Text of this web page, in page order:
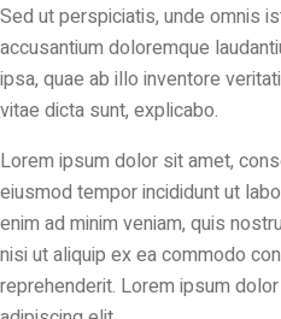
Sed ut perspiciatis, unde omnis
accusantium doloremque
ipsa, quae ab illo inventore
vitae dicta sunt, explicabo.
Lorem ipsum dolor sit amet,
eiusmod tempor incididunt ut
enim ad minim veniam, quis
nisi ut aliquip ex ea commodo
reprehenderit. Lorem ipsum